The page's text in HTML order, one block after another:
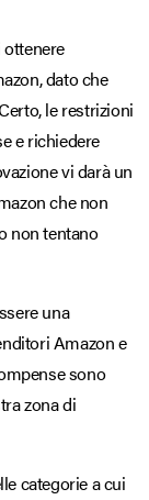
ottenere
dato che
le restrizioni
e richiedere
vi darà un
che non
non tentano
una
Amazon e
sono
zona di
categorie a cui